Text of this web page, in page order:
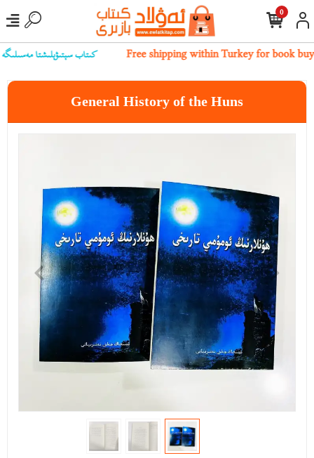
كىتاب سېتىۋېلىشتا مەسىلىگە Free shipping within Turkey for book
0
General History of the Huns